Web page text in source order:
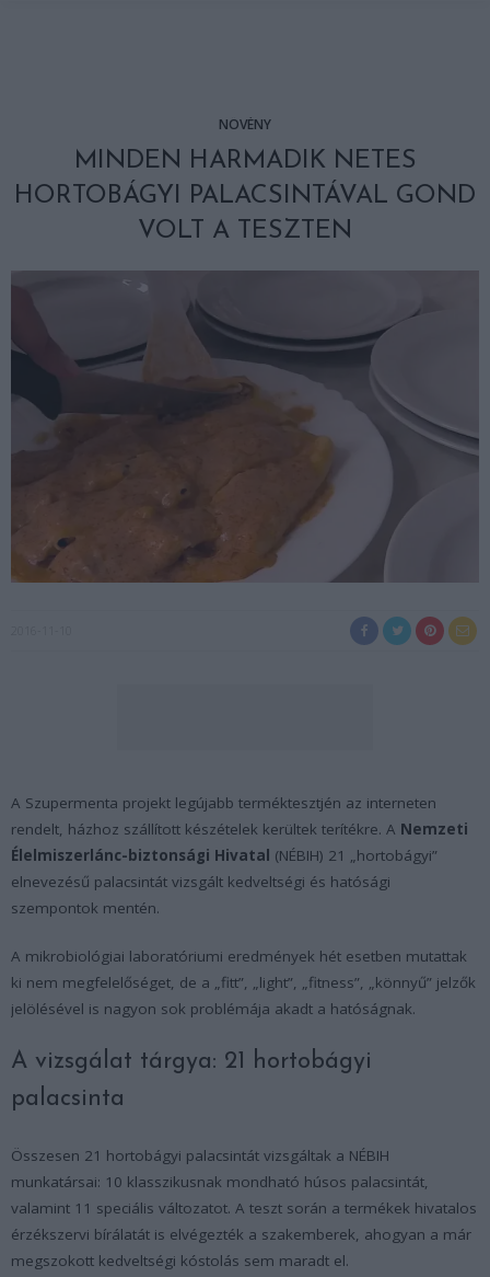
NÖVÉNY
MINDEN HARMADIK NETES
HORTOBÁGYI PALACSINTÁVAL GOND
VOLT A TESZTEN
A Szupermenta projekt legújabb terméktesztjén az interneten
rendelt, házhoz szállított készételek kerültek terítékre. A Nemzeti
Élelmiszerlánc-biztonsági Hivatal (NÉBIH) 21 „hortobágyi”
elnevezésű palacsintát vizsgált kedveltségi és hatósági
szempontok mentén.
A mikrobiológiai laboratóriumi eredmények hét esetben mutattak
ki nem megfelelőséget, de a „fitt”, „light”, „fitness”, „könnyű” jelzők
jelölésével is nagyon sok problémája akadt a hatóságnak.
A vizsgálat tárgya: 21 hortobágyi
palacsinta
Összesen 21 hortobágyi palacsintát vizsgáltak a NÉBIH
munkatársai: 10 klasszikusnak mondható húsos palacsintát,
valamint 11 speciális változatot. A teszt során a termékek hivatalos
érzékszervi bírálatát is elvégezték a szakemberek, ahogyan a már
megszokott kedveltségi kóstolás sem maradt el.